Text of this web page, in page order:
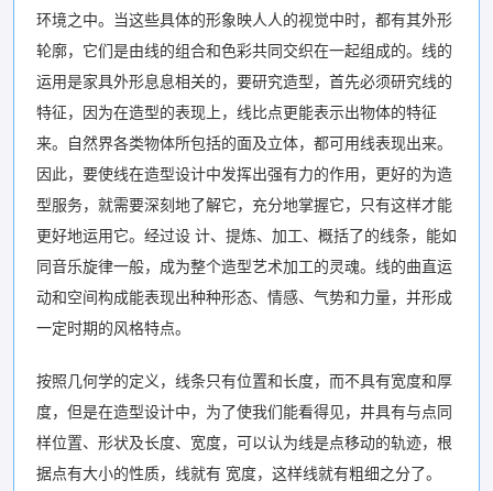
环境之中。当这些具体的形象映人人的视觉中时，都有其外形
轮廓，它们是由线的组合和色彩共同交织在一起组成的。线的
运用是家具外形息息相关的，要研究造型，首先必须研究线的
特征，因为在造型的表现上，线比点更能表示出物体的特征
来。自然界各类物体所包括的面及立体，都可用线表现出来。
因此，要使线在造型设计中发挥出强有力的作用，更好的为造
型服务，就需要深刻地了解它，充分地掌握它，只有这样才能
更好地运用它。经过设 计、提炼、加工、概括了的线条，能如
同音乐旋律一般，成为整个造型艺术加工的灵魂。线的曲直运
动和空间构成能表现出种种形态、情感、气势和力量，并形成
一定时期的风格特点。
按照几何学的定义，线条只有位置和长度，而不具有宽度和厚
度，但是在造型设计中，为了使我们能看得见，井具有与点同
样位置、形状及长度、宽度，可以认为线是点移动的轨迹，根
据点有大小的性质，线就有 宽度，这样线就有粗细之分了。